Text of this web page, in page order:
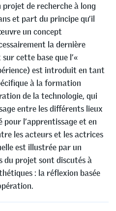
projet de recherche à long
et part du principe qu’il
un concept
la dernière
cette base que l’«
est introduit en tant
à la formation
de la technologie, qui
entre les différents lieux
l’apprentissage et en
les acteurs et les actrices
est illustrée par un
du projet sont discutés à
: la réflexion basée